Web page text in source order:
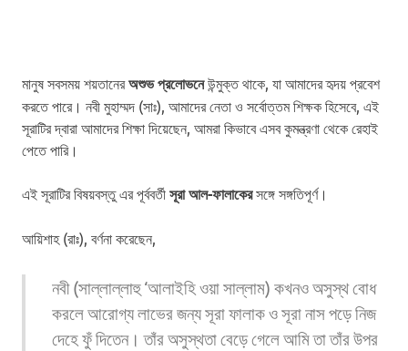
মানুষ সবসময় শয়তানেরঅশুভ প্রলোভনেউন্মুক্ত থাকে, যা আমাদের হৃদয় প্রবেশ
করতে পারে। নবী মুহাম্মদ (সাঃ), আমাদের নেতা ও সর্বোত্তম শিক্ষক হিসেবে, এই
সূরাটির দ্বারা আমাদের শিক্ষা দিয়েছেন, আমরা কিভাবে এসব কুমন্ত্রণা থেকে রেহাই
পেতে পারি।
এই সূরাটির বিষয়বস্তু এর পূর্ববর্তী সূরা আল-ফালাকেরসঙ্গে সঙ্গতিপূর্ণ।
আয়িশাহ (রাঃ), বর্ণনা করেছেন,
নবী (সাল্লাল্লাহু ‘আলাইহি ওয়া সাল্লাম) কখনও অসুস্থ বোধ
করলে আরোগ্য লাভের জন্য সূরা ফালাক ও সূরা নাস পড়ে নিজ
দেহে ফুঁ দিতেন। তাঁর অসুস্থতা বেড়ে গেলে আমি তা তাঁর উপর